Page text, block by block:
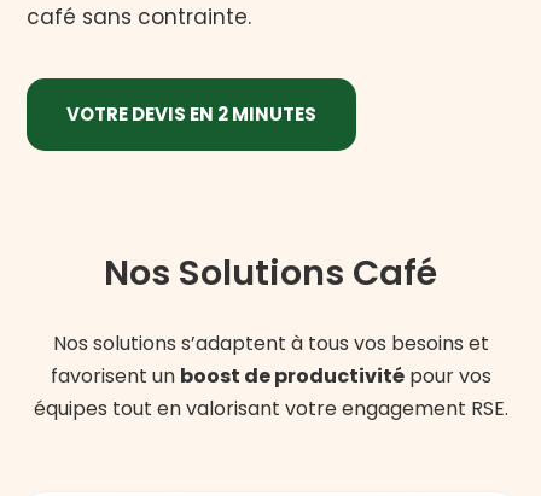
café sans contrainte.
VOTRE DEVIS EN 2 MINUTES
Nos Solutions Café
Nos solutions s’adaptent à tous vos besoins et
favorisent un boost de productivitépour vos
équipes tout en valorisant votre engagement RSE.